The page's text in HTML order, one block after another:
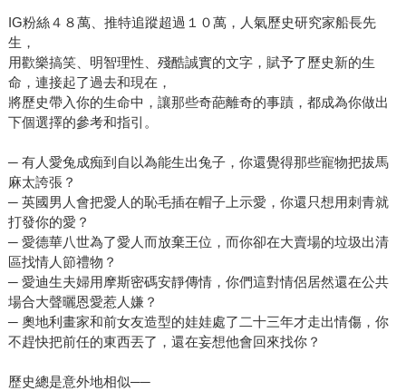
IG粉絲４８萬、推特追蹤超過１０萬，人氣歷史研究家船長先
生，
用歡樂搞笑、明智理性、殘酷誠實的文字，賦予了歷史新的生
命，連接起了過去和現在，
將歷史帶入你的生命中，讓那些奇葩離奇的事蹟，都成為你做出
下個選擇的參考和指引。
─ 有人愛兔成痴到自以為能生出兔子，你還覺得那些寵物把拔馬
麻太誇張？
─ 英國男人會把愛人的恥毛插在帽子上示愛，你還只想用刺青就
打發你的愛？
─ 愛德華八世為了愛人而放棄王位，而你卻在大賣場的垃圾出清
區找情人節禮物？
─ 愛迪生夫婦用摩斯密碼安靜傳情，你們這對情侶居然還在公共
場合大聲曬恩愛惹人嫌？
─ 奧地利畫家和前女友造型的娃娃處了二十三年才走出情傷，你
不趕快把前任的東西丟了，還在妄想他會回來找你？
歷史總是意外地相似──